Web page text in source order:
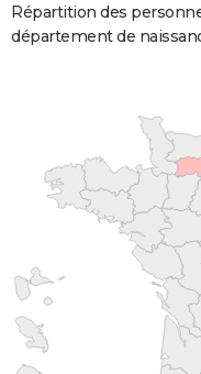
Répartition des
département de